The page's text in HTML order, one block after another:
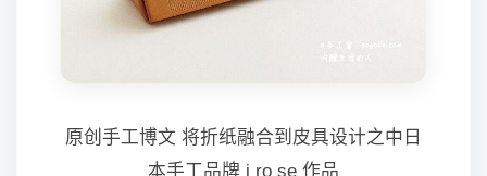
原创手工博文 将折纸融合到皮具设计之中日
本手工品牌 i ro se 作品